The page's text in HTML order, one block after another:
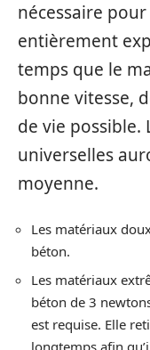
nécessaire
entièrement
temps que le
bonne vitesse,
de vie possible.
universelles
moyenne.
Les matériaux
béton.
Les matériaux
béton de 3
est requise. Elle